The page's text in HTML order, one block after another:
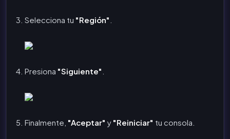
Selecciona tu "Región"
Presiona "Siguiente"
Finalmente, "Aceptar" y "Reiniciar" tu consola.